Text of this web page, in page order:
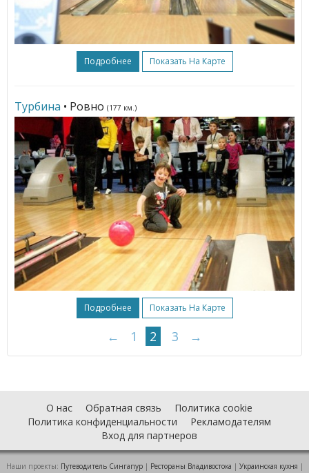
Подробнее Показать На Карте
Турбина • Ровно (177 км.)
Подробнее Показать На Карте
← 1 2 3 →
О нас Обратная связь
Политика cookie
Политика конфиденциальности
Рекламодателям
Вход для партнеров
Наши проекты: Путеводитель Сингапур| Рестораны Владивостока | Украинская кухня |